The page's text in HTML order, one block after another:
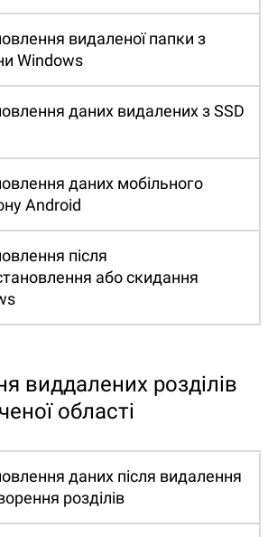
видаленої папки з
Windows
даних видалених з SSD
даних мобільного
Android
після
або скидання
виддалених розділів
області
даних після видалення
розділів